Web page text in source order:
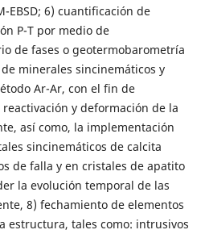
EBSD; 6) cuantificación de
P-T por medio de
de fases o geotermobarometría
minerales sincinemáticos y
Ar-Ar, con el fin de
y deformación de la
así como, la implementación
sincinemáticos de calcita
de falla y en cristales de apatito
la evolución temporal de las
8) fechamiento de elementos
estructura, tales como: intrusivos